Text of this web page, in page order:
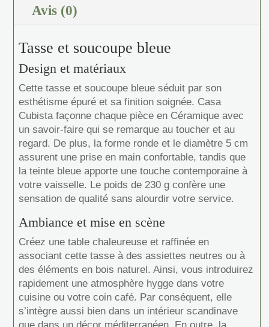
Avis (0)
Tasse et soucoupe bleue
Design et matériaux
Cette tasse et soucoupe bleue séduit par son
esthétisme épuré et sa finition soignée. Casa
Cubista façonne chaque pièce en Céramique avec
un savoir-faire qui se remarque au toucher et au
regard. De plus, la forme ronde et le diamètre 5 cm
assurent une prise en main confortable, tandis que
la teinte bleue apporte une touche contemporaine à
votre vaisselle. Le poids de 230 g confère une
sensation de qualité sans alourdir votre service.
Ambiance et mise en scène
Créez une table chaleureuse et raffinée en
associant cette tasse à des assiettes neutres ou à
des éléments en bois naturel. Ainsi, vous introduirez
rapidement une atmosphère hygge dans votre
cuisine ou votre coin café. Par conséquent, elle
s’intègre aussi bien dans un intérieur scandinave